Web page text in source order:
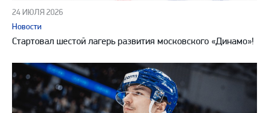
24 ИЮЛЯ 2026
Новости
Стартовал шестой лагерь развития московского «Динамо»!